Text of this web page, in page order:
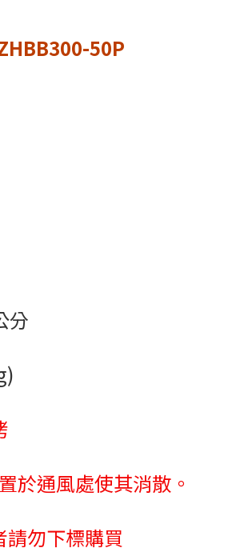
50P
分
於通風處使其消散。
勿下標購買